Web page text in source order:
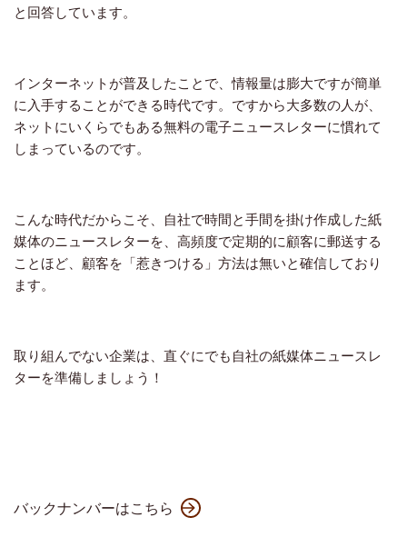
と回答しています。
インターネットが普及したことで、情報量は膨大ですが簡単
に入手することができる時代です。ですから大多数の人が、
ネットにいくらでもある無料の電子ニュースレターに慣れて
しまっているのです。
こんな時代だからこそ、自社で時間と手間を掛け作成した紙
媒体のニュースレターを、高頻度で定期的に顧客に郵送する
ことほど、顧客を「惹きつける」方法は無いと確信しており
ます。
取り組んでない企業は、直ぐにでも自社の紙媒体ニュースレ
ターを準備しましょう！
バックナンバーはこちら